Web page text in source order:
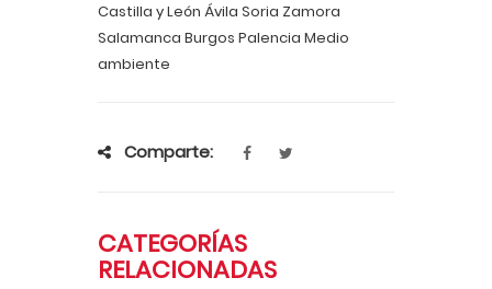
Castilla y León Ávila Soria Zamora
Salamanca Burgos Palencia Medio
ambiente
Comparte:
CATEGORÍAS
RELACIONADAS